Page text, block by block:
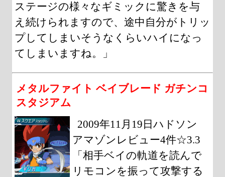
ステージの様々なギミックに驚きを与
え続けられますので、途中自分がトリッ
プしてしまいそうなくらいハイになっ
てしまいますね。」
メタルファイト ベイブレード ガチンコ
スタジアム
2009年11月19日ハドソン
アマゾンレビュー4件☆3.3
「相手ベイの軌道を読んで
リモコンを振って攻撃する